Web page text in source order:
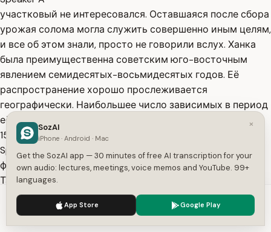
участковый не интересовался. Оставшаяся после сбора
урожая солома могла служить совершенно иным целям,
и все об этом знали, просто не говорили вслух. Ханка
была преимущественна советским юго-восточным
явлением семидесятых-восьмидесятых годов. Её
распространение хорошо прослеживается
географически. Наибольшее число зависимых в период
её расцвета
15:07
Speaker A
фиксировалось в Казахстане, Узбекистане,
Таджикистане, а также в южных областях России и
Украины. В центральных городских районах Ханку
заменяли другие вещества. аптечные препараты,
самодельный перветин. Но там, где мак рос под
We use cookies to enhance your experience.
×
SozAI
iPhone · Android · Mac
Get the SozAI app — 30 minutes of free AI transcription for your
own audio: lectures, meetings, voice memos and YouTube. 99+
languages.
App Store Google Play